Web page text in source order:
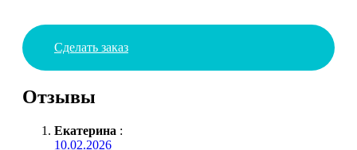
Сделать заказ
Отзывы
Екатерина :
10.02.2026